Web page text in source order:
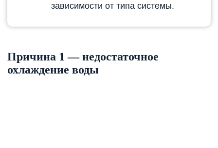
зависимости от типа системы.
Причина 1 — недостаточное
охлаждение воды